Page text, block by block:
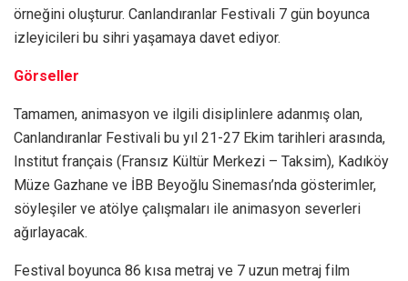
örneğini oluşturur. Canlandıranlar Festivali 7 gün boyunca
izleyicileri bu sihri yaşamaya davet ediyor.
Görseller
Tamamen, animasyon ve ilgili disiplinlere adanmış olan,
Canlandıranlar Festivali bu yıl 21-27 Ekim tarihleri arasında,
Institut français (Fransız Kültür Merkezi – Taksim), Kadıköy
Müze Gazhane ve İBB Beyoğlu Sineması’nda gösterimler,
söyleşiler ve atölye çalışmaları ile animasyon severleri
ağırlayacak.
Festival boyunca 86 kısa metraj ve 7 uzun metraj film